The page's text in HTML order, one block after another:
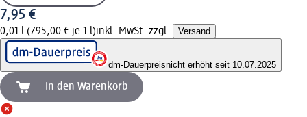
7,95 €
0,01 l (795,00 € je 1 l)inkl. MwSt. zzgl. Versand
dm-Dauerpreisnicht erhöht seit 10.07.2025
In den Warenkorb